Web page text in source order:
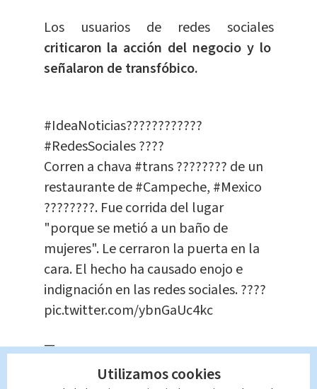
Los usuarios de redes sociales
criticaron la acción del negocio y lo
señalaron de transfóbico.
#IdeaNoticias????????️????
#RedesSociales????
Corren a chava #trans????️‍???? de un
restaurante de#Campeche, #Mexico
????????. Fue corrida del lugar
"porque se metió a un baño de
mujeres". Le cerraron la puerta en la
cara. El hecho ha causado enojo e
indignación en las redes sociales. ????
pic.twitter.com/ybnGaUc4kc
—
@ideainfo1????????️????????????????
Utilizamos cookies